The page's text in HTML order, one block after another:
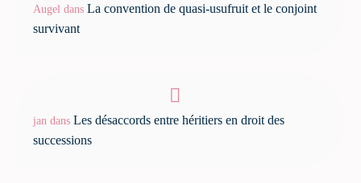
Augel dans La convention de quasi-usufruit et le conjoint
survivant
jan dans Les désaccords entre héritiers en droit des
successions